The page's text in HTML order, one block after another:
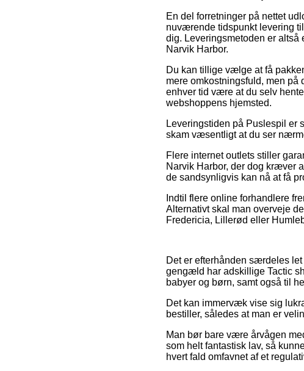
En del forretninger på nettet
nuværende tidspunkt levering
dig. Leveringsmetoden er altså
Narvik Harbor.
Du kan tillige vælge at få
mere omkostningsfuld, men på
enhver tid være at du selv
webshoppens hjemsted.
Leveringstiden på Puslespil er
skam væsentligt at du ser
Flere internet outlets stiller
Narvik Harbor, der dog kræver
de sandsynligvis kan nå at få
Indtil flere online forhandlere
Alternativt skal man overveje
Fredericia, Lillerød eller
Det er efterhånden særdeles
gengæld har adskillige Tactic
babyer og børn, samt også til
Det kan immervæk vise sig
bestiller, således at man er
Man bør bare være årvågen
som helt fantastisk lav, så
hvert fald omfavnet af et